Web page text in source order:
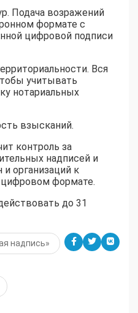
Подача возражений
формате с
цифровой подписи
Вся
учитывать
нотариальных
взысканий.
контроль за
надписей и
организаций к
формате.
до 31
надпись»